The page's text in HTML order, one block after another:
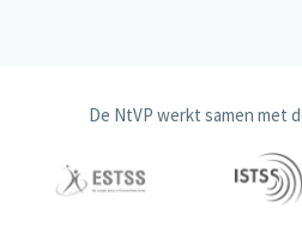
De NtVP werkt samen met